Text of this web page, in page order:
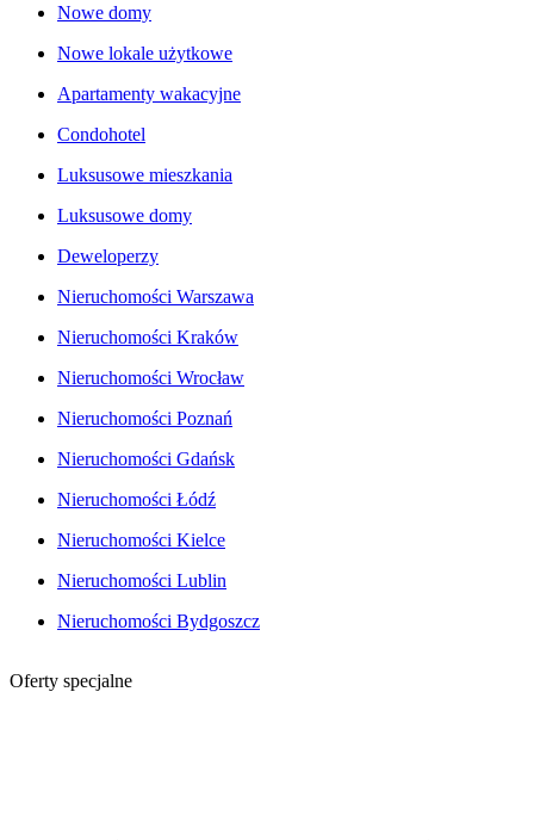
Nowe domy
Nowe lokale użytkowe
Apartamenty wakacyjne
Condohotel
Luksusowe mieszkania
Luksusowe domy
Deweloperzy
Nieruchomości Warszawa
Nieruchomości Kraków
Nieruchomości Wrocław
Nieruchomości Poznań
Nieruchomości Gdańsk
Nieruchomości Łódź
Nieruchomości Kielce
Nieruchomości Lublin
Nieruchomości Bydgoszcz
Oferty specjalne